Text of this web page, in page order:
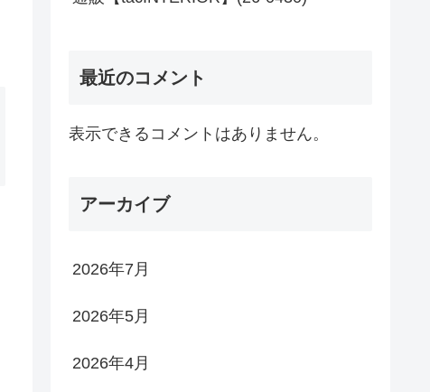
最近のコメント
表示できるコメントはありません。
アーカイブ
2026年7月
2026年5月
2026年4月